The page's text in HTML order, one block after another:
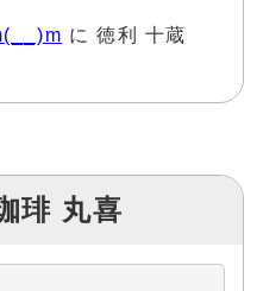
に徳利 十蔵
琲 丸喜